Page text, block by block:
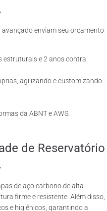
enviam seu orçamento
estruturais e 2 anos contra
agilizando e customizando
da ABNT e AWS.
de Reservatório
de aço carbono de alta
firme e resistente. Além disso,
e higiênicos, garantindo a